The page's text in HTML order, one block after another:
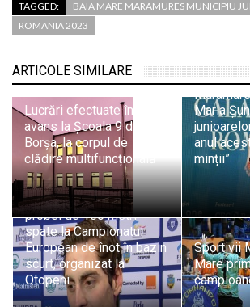
TAGGED:
BAIA MARE MARAMURES MUNICIPIU
ROMANIA 2023
ARTICOLE SIMILARE
Lucrări efectuate în
avans la Școala 9 din
Borșa, la corpul de
clădire multifuncțională
Maria
anul
minții”
Maramureșeanul Andrei
Ungur, calificat în finala
probei de 100 metri
spate la Campionatul
European de înot în bazin
scurt, organizat la
Otopeni
Sportivii
Mare